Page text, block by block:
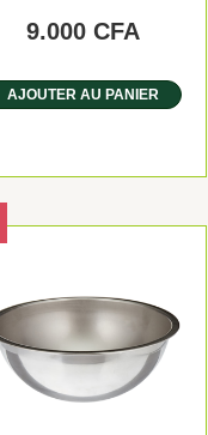
9.000CFA
AJOUTER AU PANIER
était :
2.500
est :
1.500